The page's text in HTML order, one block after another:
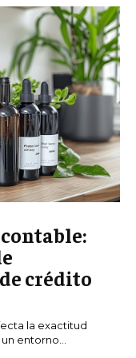
crédito
la exactitud
entorno...